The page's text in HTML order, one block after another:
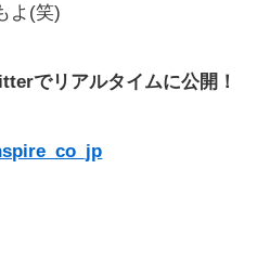
よ(笑)
でリアルタイムに公開！